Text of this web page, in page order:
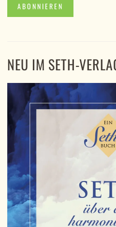
ABONNIEREN
NEU IM SETH-